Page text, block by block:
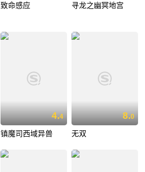
致命感应 寻龙之幽冥地宫
4.4
镇魔司西域异兽
8.0
无双